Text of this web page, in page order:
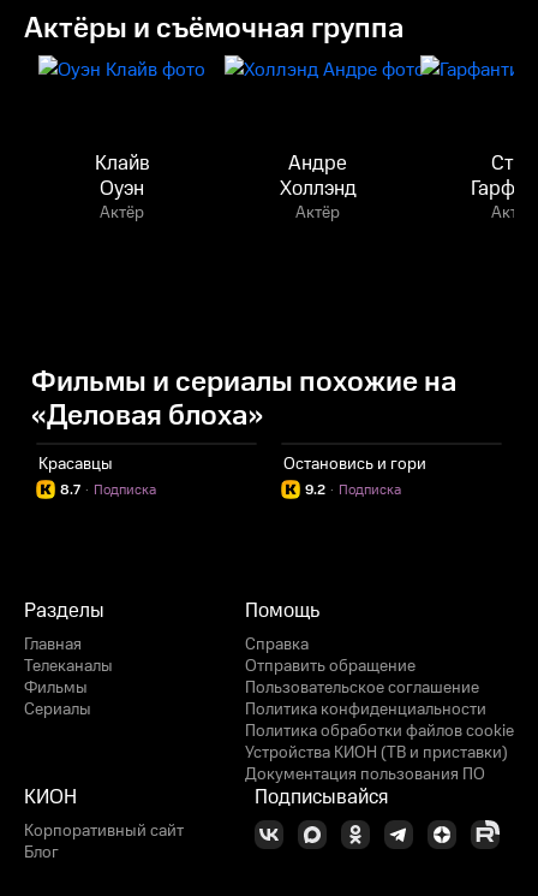
Актёры и съёмочная группа
Клайв
Оуэн
Актёр
Андре
Холлэнд
Актёр
Стив
Актёр
Фильмы и сериалы похожие на
«Деловая блоха»
Красавцы
8.7 Подписка
·
Остановись и гори
9.2 Подписка
·
Разделы
Главная
Телеканалы
Фильмы
Сериалы
Помощь
Справка
Отправить обращение
Пользовательское соглашение
Политика конфиденциальности
Политика обработки файлов cookie
Устройства КИОН (ТВ и приставки)
Документация пользования ПО
КИОН
Корпоративный сайт
Блог
Подписывайся